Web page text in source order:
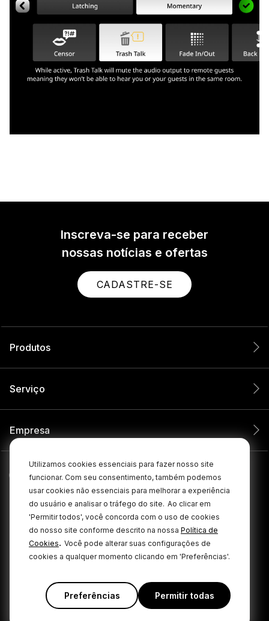
Utilizamos cookies essenciais para fazer nosso site
funcionar. Com seu consentimento, também podemos
usar cookies não essenciais para melhorar a experiência
do usuário e analisar o tráfego do site. Ao clicar em
'Permitir todos', você concorda com o uso de cookies
do nosso site conforme descrito na nossa Política de
Cookies. Você pode alterar suas configurações de
cookies a qualquer momento clicando em 'Preferências'.
Preferências Permitir todas
Inscreva-se para receber
nossas notícias e ofertas
CADASTRE-SE
Produtos
Serviço
Empresa
© 2026 RØDE Todos os direitos reservados.
Política de privacidade | Termos e condições Cookie Policy